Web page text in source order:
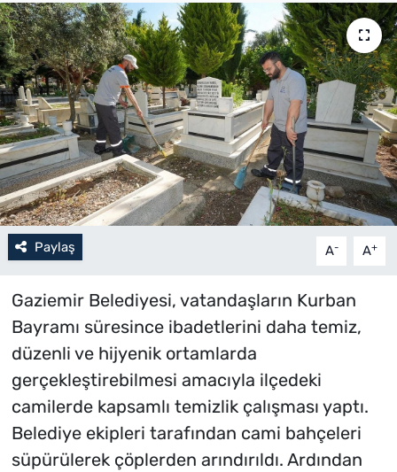
Paylaş A- A+
Gaziemir Belediyesi, vatandaşların Kurban
Bayramı süresince ibadetlerini daha temiz,
düzenli ve hijyenik ortamlarda
gerçekleştirebilmesi amacıyla ilçedeki
camilerde kapsamlı temizlik çalışması yaptı.
Belediye ekipleri tarafından cami bahçeleri
süpürülerek çöplerden arındırıldı. Ardından